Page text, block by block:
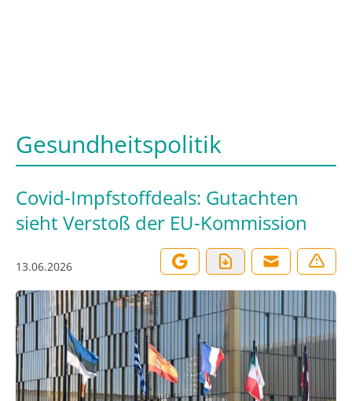
Gesundheitspolitik
Covid-Impfstoffdeals: Gutachten
sieht Verstoß der EU-Kommission
13.06.2026